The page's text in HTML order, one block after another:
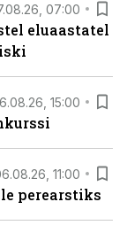
07:00
eluaastatel
15:00
11:00
perearstiks